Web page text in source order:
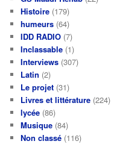
Histoire (179)
humeurs (64)
IDD RADIO (7)
Inclassable (1)
Interviews (307)
Latin (2)
Le projet (31)
Livres et littérature (224)
lycée (86)
Musique (84)
Non classé (116)